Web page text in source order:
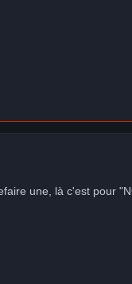
une, là c'est pour